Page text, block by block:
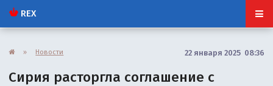
REX
» Новости 22 января 2025 08:36
Сирия расторгла соглашение с